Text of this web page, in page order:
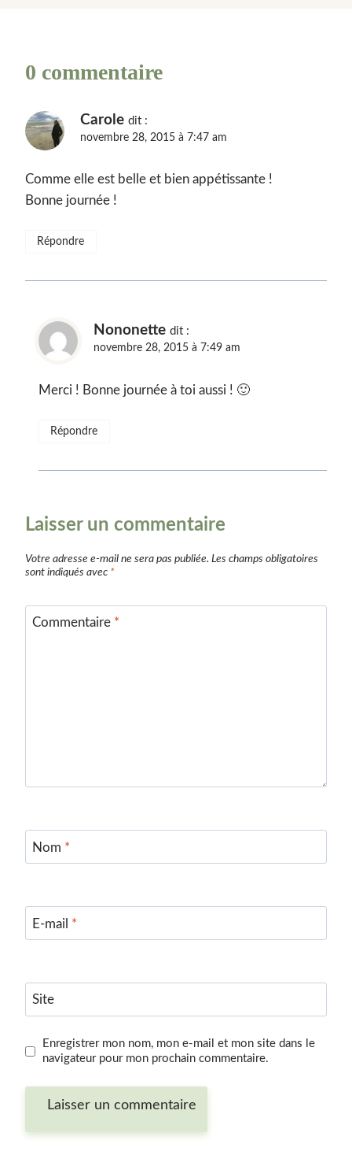
0 commentaire
Carole dit :
novembre 28, 2015 à 7:47 am
Comme elle est belle et bien appétissante !
Bonne journée !
Répondre
Nononette dit :
novembre 28, 2015 à 7:49 am
Merci ! Bonne journée à toi aussi ! 🙂
Répondre
Laisser un commentaire
Votre adresse e-mail ne sera pas publiée. Les champs obligatoires
sont indiqués avec *
Commentaire *
Nom *
E-mail *
Site
Enregistrer mon nom, mon e-mail et mon site dans le
navigateur pour mon prochain commentaire.